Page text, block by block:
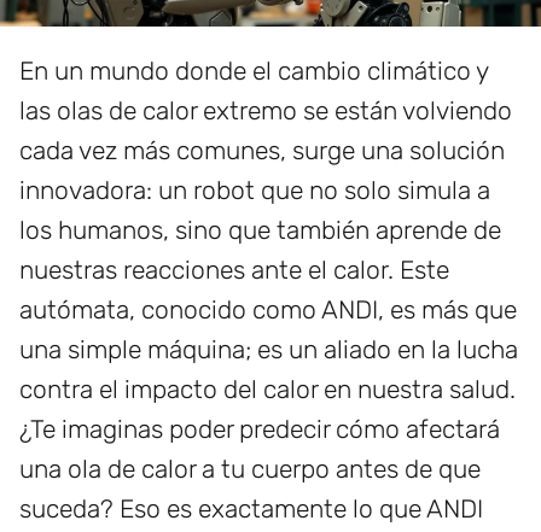
En un mundo donde el cambio climático y
las olas de calor extremo se están volviendo
cada vez más comunes, surge una solución
innovadora: un robot que no solo simula a
los humanos, sino que también aprende de
nuestras reacciones ante el calor. Este
autómata, conocido como ANDI, es más que
una simple máquina; es un aliado en la lucha
contra el impacto del calor en nuestra salud.
¿Te imaginas poder predecir cómo afectará
una ola de calor a tu cuerpo antes de que
suceda? Eso es exactamente lo que ANDI